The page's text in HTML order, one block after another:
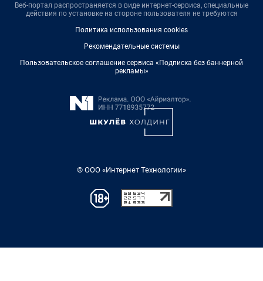
Веб-портал распространяется в виде интернет-сервиса, специальные
действия по установке на стороне пользователя не требуются
Политика использования cookies
Рекомендательные системы
Пользовательское соглашение сервиса «Подписка без баннерной
рекламы»
© ООО «Интернет Технологии»